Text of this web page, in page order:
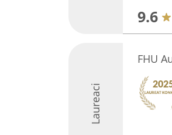
9.6
Laureaci
FHU